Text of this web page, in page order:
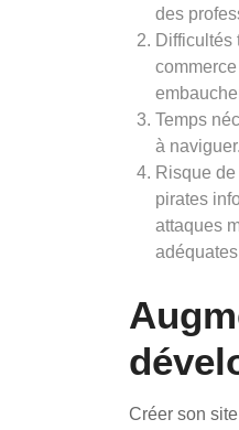
des
Difficultés
Temps
à naviguer.
Risque
pirates
attaques
Créer son